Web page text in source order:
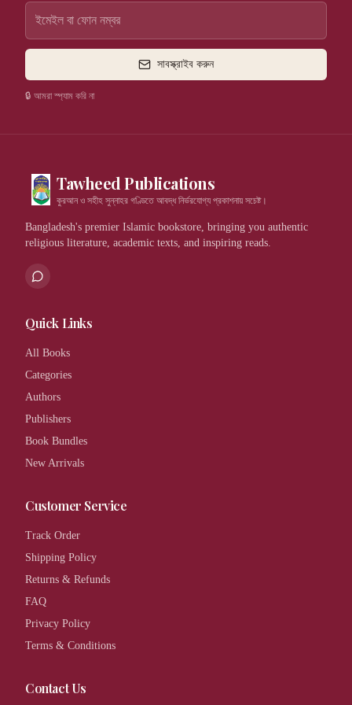
সাবস্ক্রাইব করুন
🔒 আমরা স্প্যাম করি না
Tawheed Publications
কুরআন ও সহীহ সুন্নাহর গণ্ডিতে আবদ্ধ নির্ভরযোগ্য প্রকাশনায় সচেষ্ট।
Bangladesh's premier Islamic bookstore, bringing you authentic
religious literature, academic texts, and inspiring reads.
Quick Links
All Books
Categories
Authors
Publishers
Book Bundles
New Arrivals
Customer Service
Track Order
Shipping Policy
Returns & Refunds
FAQ
Privacy Policy
Terms & Conditions
Contact Us